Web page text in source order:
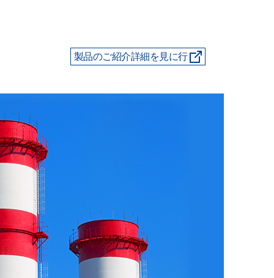
製品のご紹介詳細を見に行